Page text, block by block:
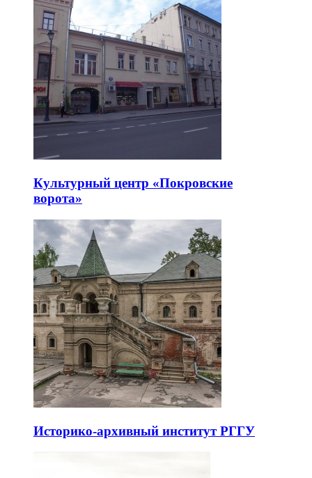
Культурный центр «Покровские
ворота»
Историко-архивный институт РГГУ